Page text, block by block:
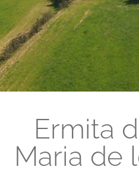
Ermita
Maria de